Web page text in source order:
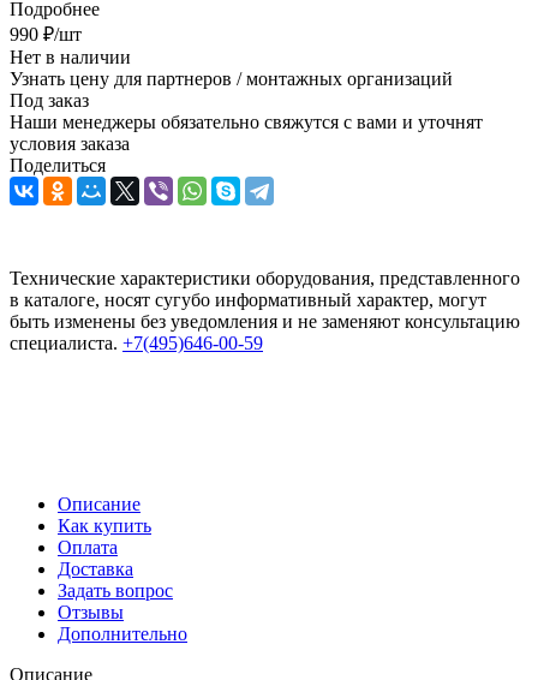
Подробнее
990 ₽/шт
Нет в наличии
Узнать цену для партнеров / монтажных организаций
Под заказ
Наши менеджеры обязательно свяжутся с вами и уточнят
условия заказа
Поделиться
Технические характеристики оборудования, представленного
в каталоге, носят сугубо информативный характер, могут
быть изменены без уведомления и не заменяют консультацию
специалиста. +7(495)646-00-59
Описание
Как купить
Оплата
Доставка
Задать вопрос
Отзывы
Дополнительно
Описание